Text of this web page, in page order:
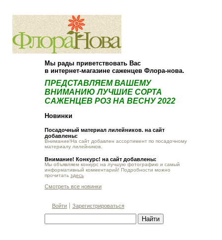
Мы рады приветствовать Вас
в интернет-магазине саженцев Флора-нова.
ПРЕДСТАВЛЯЕМ ВАШЕМУ
ВНИМАНИЮ ЛУЧШИЕ СОРТА
САЖЕНЦЕВ РОЗ НА ВЕСНУ 2022
Новинки
Посадочный материал лилейников. на сайт
добавлены:
Внимание!На сайт добавлен ассортимент по посадочному
материалу лилейников.
Внимание! Конкурс! на сайт добавлены:
Мы объявляем конкурс на лучшую фотографию и самый
информативный комментарий! Подробности можно
прочитать здесь
Смотреть все новинки
Войти Зарегистрироваться